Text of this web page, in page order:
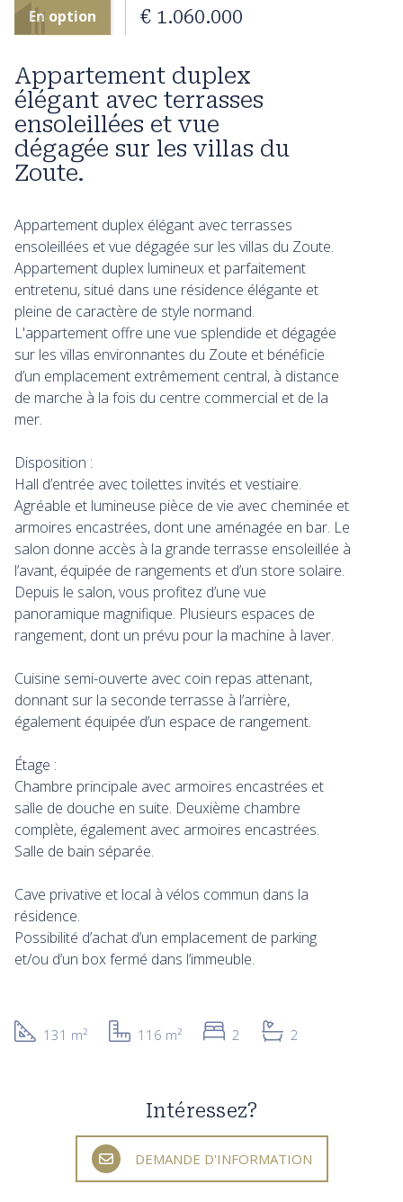
Appartement duplex
élégant avec terrasses
ensoleillées et vue
dégagée sur les villas du
Zoute.
En option € 1.060.000
Appartement duplex élégant avec terrasses
ensoleillées et vue dégagée sur les villas du Zoute.
Appartement duplex lumineux et parfaitement
entretenu, situé dans une résidence élégante et
pleine de caractère de style normand.
L'appartement offre une vue splendide et dégagée
sur les villas environnantes du Zoute et bénéficie
d’un emplacement extrêmement central, à distance
de marche à la fois du centre commercial et de la
mer.
Disposition :
Hall d’entrée avec toilettes invités et vestiaire.
Agréable et lumineuse pièce de vie avec cheminée et
armoires encastrées, dont une aménagée en bar. Le
salon donne accès à la grande terrasse ensoleillée à
l’avant, équipée de rangements et d’un store solaire.
Depuis le salon, vous profitez d’une vue
panoramique magnifique. Plusieurs espaces de
rangement, dont un prévu pour la machine à laver.
Cuisine semi-ouverte avec coin repas attenant,
donnant sur la seconde terrasse à l’arrière,
également équipée d’un espace de rangement.
Étage :
Chambre principale avec armoires encastrées et
salle de douche en suite. Deuxième chambre
complète, également avec armoires encastrées.
Salle de bain séparée.
Cave privative et local à vélos commun dans la
résidence.
Possibilité d’achat d’un emplacement de parking
et/ou d’un box fermé dans l’immeuble.
131 m² 116 m² 2 2
Intéressez?
DEMANDE D'INFORMATION